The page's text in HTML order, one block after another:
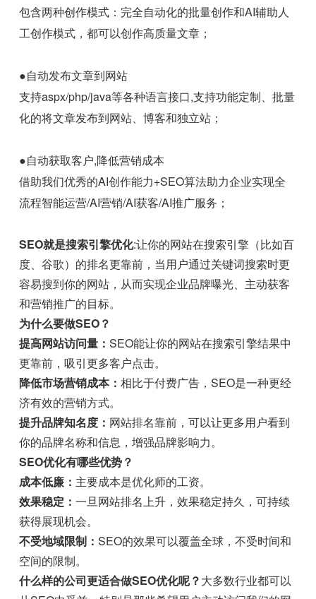
包含两种创作模式：完全自动化的批量创作和AI辅助人
工创作模式，都可以创作高质量文章；
●自动发布文章到网站
支持aspx/php/java等各种语言接口,支持功能定制、批量
化的将文章发布到网站、博客和独立站；
●自动获取客户,降低营销成本
借助我们优秀的AI创作能力+SEO算法助力企业实现全
流程智能运营/AI营销/AI获客/AI推广服务；
SEO就是搜索引擎优化:让你的网站在搜索引擎（比如百
度、谷歌）的排名更靠前，当用户通过关键词搜索时更
容易搜到你的网站，从而实现企业品牌曝光、主动获客
和营销推广的目标。
为什么要做SEO？
提高网站访问量：SEO能让你的网站在搜索引擎结果中
更靠前，吸引更多客户点击。
降低市场营销成本：相比于付费广告，SEO是一种更经
济有效的营销方式。
提升品牌知名度： 网站排名靠前，可以让更多用户看到
你的品牌名称和信息，增强品牌影响力。
SEO优化有哪些优势？
成本低廉： 主要成本是优化师的工资。
效果稳定：一旦网站排名上升，效果稳定持久，可持续
获得展现机会。
不受地域限制：SEO的效果可以覆盖全球，不受时间和
空间的限制。
什么样的公司更适合做SEO优化呢？大多数行业都可以